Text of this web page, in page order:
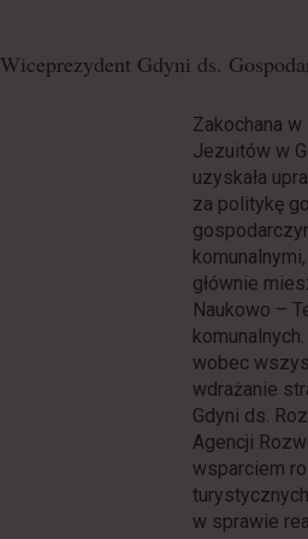
Wiceprezydent Gdyni ds.
Zakochana
Jezuitów w
uzyskała
za politykę
głównie
Naukowo –
wobec
wdrażanie
Gdyni ds.
Agencji
wsparciem
w sprawie